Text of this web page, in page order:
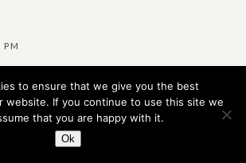
jeune et dynamique !
to ensure that we give you the best
website. If you continue to use this site we
that you are happy with it.
Ok